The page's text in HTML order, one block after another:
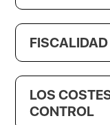
LOS
CONTROL